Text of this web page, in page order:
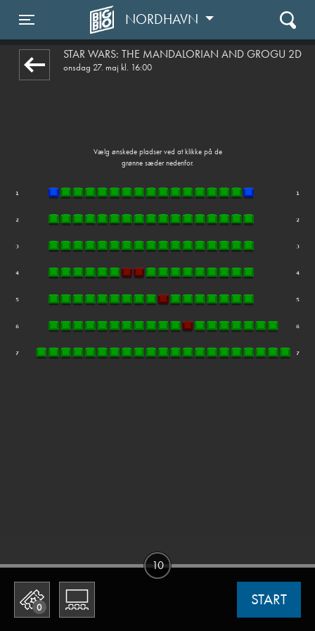
Toggle navigation
NORDHAVN
STAR WARS: THE MANDALORIAN AND GROGU 2D
onsdag 27. maj kl. 16:00
Vælg ønskede pladser ved at klikke på de
grønne sæder nedenfor.
0 START
10
front05-temp 011209